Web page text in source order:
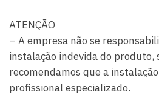
ATENÇÃO
– A empresa não se
instalação indevida do produto,
recomendamos que a
profissional especializado.